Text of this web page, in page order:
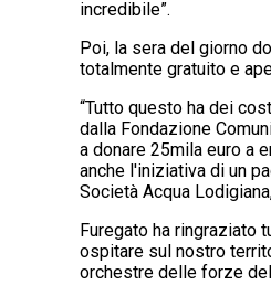
incredibile”.
Poi, la sera del giorno
totalmente gratuito e
“Tutto questo ha dei
dalla Fondazione
a donare 25mila euro a
anche l'iniziativa di un
Società Acqua
Furegato ha ringraziato
ospitare sul nostro
orchestre delle forze